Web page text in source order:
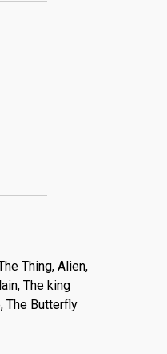
Thing, Alien,
The king
The Butterfly